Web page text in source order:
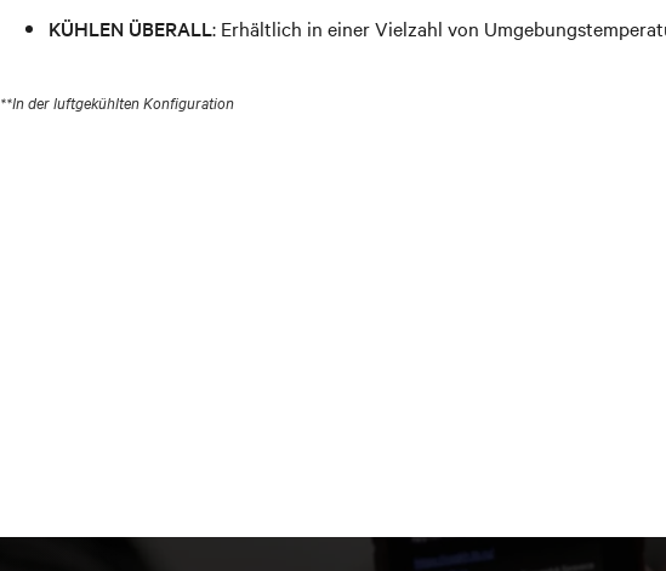
KÜHLEN ÜBERALL: Erhältlich in einer Vielzahl von
**In der luftgekühlten Konfiguration